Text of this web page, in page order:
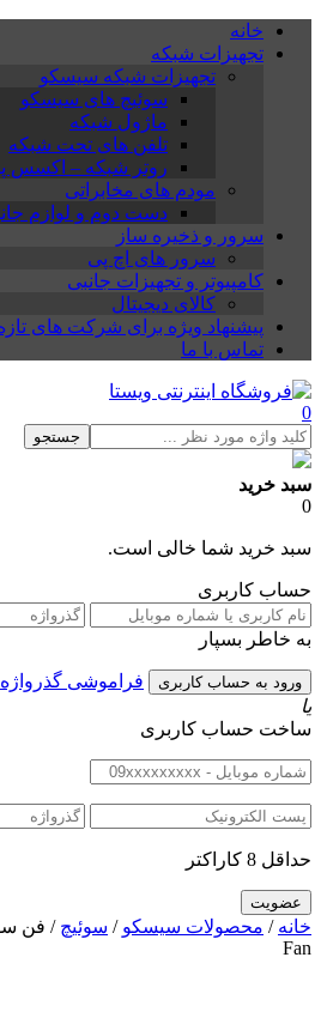
خانه
تجهیزات شبکه
تجهیزات شبکه سیسکو
سوئیچ های سیسکو
ماژول شبکه
تلفن های تحت شبکه
روتر شبکه – اکسس
مودم های مخابراتی
دست دوم و لوازم
سرور و ذخیره ساز
سرور های اچ پی
کامپیوتر و تجهیزات جانبی
کالای دیجیتال
پیشنهاد ویژه برای شرکت های
تماس با ما
0
جستجو
سبد خرید
0
سبد خرید شما خالی است.
حساب کاربری
به خاطر بسپار
فراموشی
یا
ساخت حساب کاربری
حداقل 8 کاراکتر
خانه / محصولات سیسکو / سوئیچ
Fan